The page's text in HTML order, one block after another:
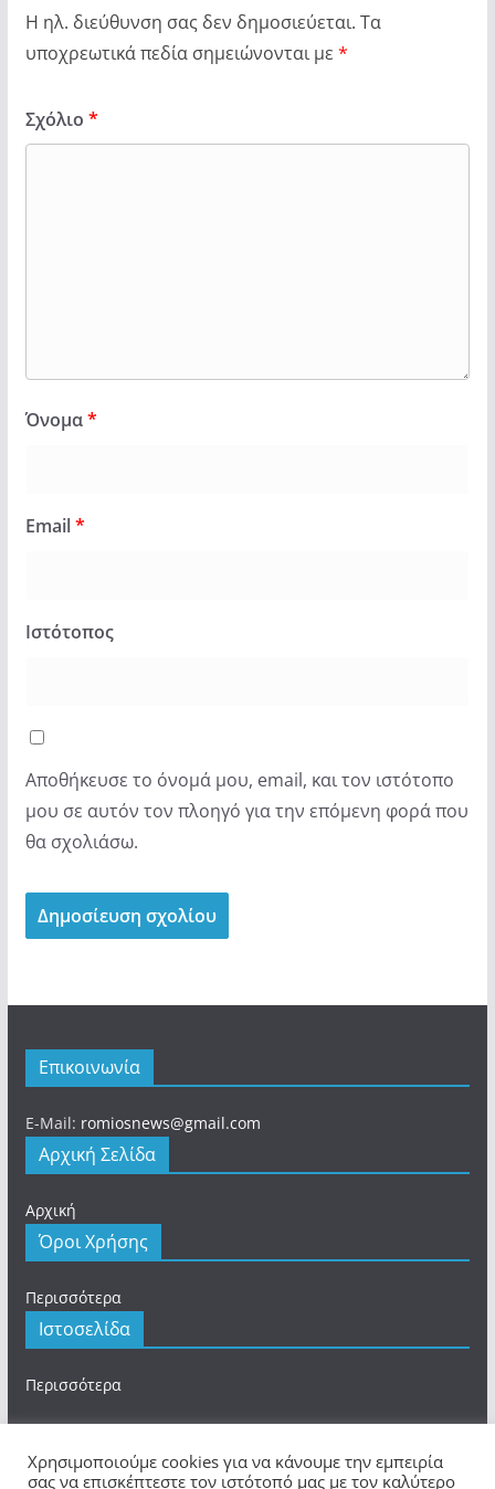
Η ηλ. διεύθυνση σας δεν δημοσιεύεται. Τα
υποχρεωτικά πεδία σημειώνονται με *
Σχόλιο *
Όνομα*
Email*
Ιστότοπος
Αποθήκευσε το όνομά μου, email, και τον ιστότοπο
μου σε αυτόν τον πλοηγό για την επόμενη φορά που
θα σχολιάσω.
Επικοινωνία
E-Mail: romiosnews@gmail.com
Αρχική Σελίδα
Αρχική
Όροι Χρήσης
Περισσότερα
Ιστοσελίδα
Περισσότερα
Χρησιμοποιούμε cookies για να κάνουμε την εμπειρία
σας να επισκέπτεστε τον ιστότοπό μας με τον καλύτερο